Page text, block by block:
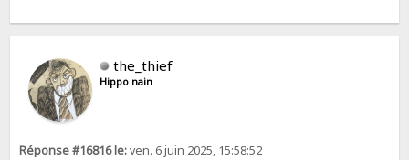
the_thief
Hippo nain
Réponse #16816 le:ven. 6 juin 2025, 15:58:52